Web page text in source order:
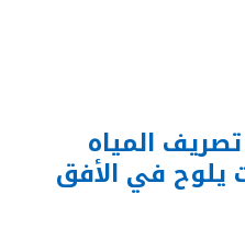
المياه
يلوح في الأفق